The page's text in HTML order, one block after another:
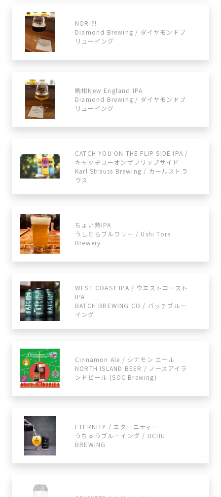
NORI?!
Diamond Brewing / ダイヤモンドブ
リューイング
晩柑New England IPA
Diamond Brewing / ダイヤモンドブ
リューイング
CATCH YOU ON THE FLIP SIDE IPA /
キャッチユーオンザフリップサイド
Karl Strauss Brewing / カールストラ
ウス
ちょい熟IPA
うしとらブルワリー / Ushi Tora
Brewery
WEST COAST IPA / ウエストコースト
IPA
BATCH BREWING CO / バッチブルー
イング
Cinnamon Ale / シナモン エール
NORTH ISLAND BEER / ノースアイラ
ンドビール (SOC Brewing)
ETERNITY / エターニティー
うちゅうブルーイング / UCHU
BREWING